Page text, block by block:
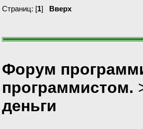
Страниц: [1] Вверх
Форум
программистом.
деньги